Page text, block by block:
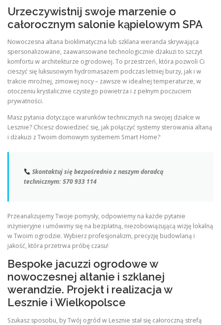
Urzeczywistnij swoje marzenie o
całorocznym salonie kąpielowym SPA
Nowoczesna altana bioklimatyczna lub szklana weranda skrywająca
spersonalizowane, zaawansowane technologicznie dżakuzi to szczyt
komfortu w architekturze ogrodowej. To przestrzeń, która pozwoli Ci
cieszyć się luksusowym hydromasażem podczas letniej burzy, jak i w
trakcie mroźnej, zimowej nocy – zawsze w idealnej temperaturze, w
otoczeniu krystalicznie czystego powietrza i z pełnym poczuciem
prywatności.
Masz pytania dotyczące warunków technicznych na swojej działce w
Lesznie? Chcesz dowiedzieć się, jak połączyć systemy sterowania altaną
i dżakuzi z Twoim domowym systemem Smart Home?
Skontaktuj się bezpośrednio z naszym doradcą
technicznym:570 933 114
Przeanalizujemy Twoje pomysły, odpowiemy na każde pytanie
inżynieryjne i umówimy się na bezpłatną, niezobowiązującą wizję lokalną
w Twoim ogrodzie. Wybierz profesjonalizm, precyzję budowlaną i
jakość, która przetrwa próbę czasu!
Bespoke jacuzzi ogrodowe w
nowoczesnej altanie i szklanej
werandzie. Projekt i realizacja w
Lesznie i Wielkopolsce
Szukasz sposobu, by Twój ogród w Lesznie stał się całoroczną strefą